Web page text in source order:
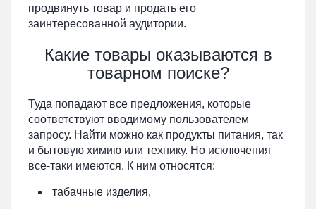
продвинуть товар и продать его
заинтересованной аудитории.
Какие товары оказываются в
товарном поиске?
Туда попадают все предложения, которые
соответствуют вводимому пользователем
запросу. Найти можно как продукты питания, так
и бытовую химию или технику. Но исключения
все-таки имеются. К ним относятся:
табачные изделия,